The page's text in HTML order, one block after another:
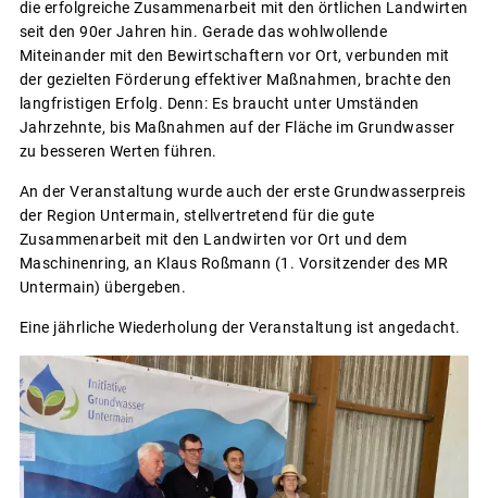
die erfolgreiche Zusammenarbeit mit den örtlichen Landwirten
seit den 90er Jahren hin. Gerade das wohlwollende
Miteinander mit den Bewirtschaftern vor Ort, verbunden mit
der gezielten Förderung effektiver Maßnahmen, brachte den
langfristigen Erfolg. Denn: Es braucht unter Umständen
Jahrzehnte, bis Maßnahmen auf der Fläche im Grundwasser
zu besseren Werten führen.
An der Veranstaltung wurde auch der erste Grundwasserpreis
der Region Untermain, stellvertretend für die gute
Zusammenarbeit mit den Landwirten vor Ort und dem
Maschinenring, an Klaus Roßmann (1. Vorsitzender des MR
Untermain) übergeben.
Eine jährliche Wiederholung der Veranstaltung ist angedacht.